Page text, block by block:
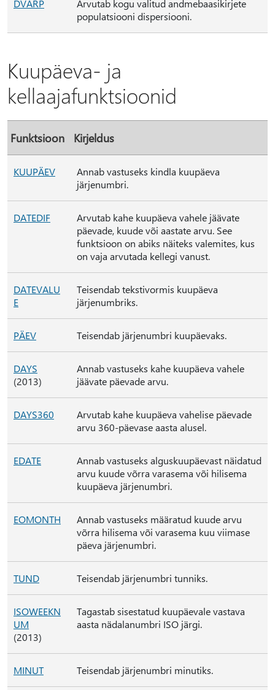
DVARP
Arvutab kogu valitud andmebaasikirjete
populatsiooni dispersiooni.
Kuupäeva- ja
kellaajafunktsioonid
Funktsioon Kirjeldus
KUUPÄEV
Annab vastuseks kindla kuupäeva
järjenumbri.
DATEDIF
Arvutab kahe kuupäeva vahele jäävate
päevade, kuude või aastate arvu. See
funktsioon on abiks näiteks valemites, kus
on vaja arvutada kellegi vanust.
DATEVALU
E
Teisendab tekstivormis kuupäeva
järjenumbriks.
PÄEV Teisendab järjenumbri kuupäevaks.
DAYS
(2013)
Annab vastuseks kahe kuupäeva vahele
jäävate päevade arvu.
DAYS360
Arvutab kahe kuupäeva vahelise päevade
arvu 360-päevase aasta alusel.
EDATE
Annab vastuseks alguskuupäevast näidatud
arvu kuude võrra varasema või hilisema
kuupäeva järjenumbri.
EOMONTH
Annab vastuseks määratud kuude arvu
võrra hilisema või varasema kuu viimase
päeva järjenumbri.
TUND Teisendab järjenumbri tunniks.
ISOWEEKN
UM
(2013)
Tagastab sisestatud kuupäevale vastava
aasta nädalanumbri ISO järgi.
MINUT Teisendab järjenumbri minutiks.